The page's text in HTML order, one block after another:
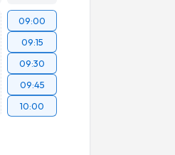
09:00
09:15
09:30
09:45
10:00